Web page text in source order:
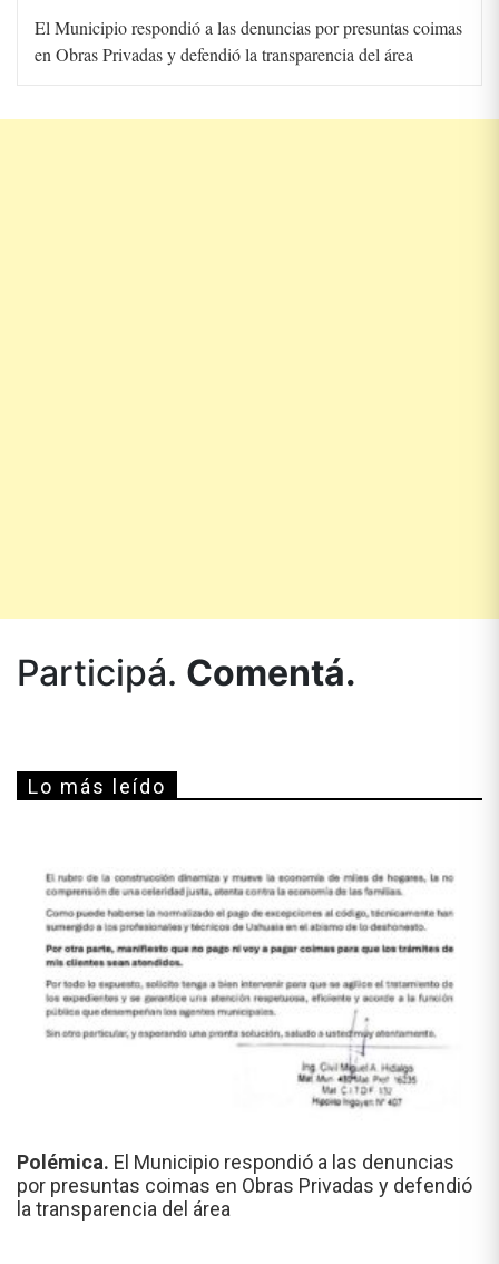
El Municipio respondió a las denuncias por presuntas coimas
en Obras Privadas y defendió la transparencia del área
Participá. Comentá.
Lo más leído
Polémica. El Municipio respondió a las denuncias
por presuntas coimas en Obras Privadas y defendió
la transparencia del área